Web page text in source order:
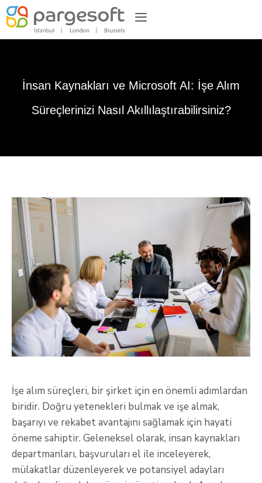
İnsan Kaynakları ve Microsoft AI: İşe Alım
Süreçlerinizi Nasıl Akıllılaştırabilirsiniz?
İşe alım süreçleri, bir şirket için en önemli adımlardan
biridir. Doğru yetenekleri bulmak ve işe almak,
başarıyı ve rekabet avantajını sağlamak için hayati
öneme sahiptir. Geleneksel olarak, insan kaynakları
departmanları, başvuruları el ile inceleyerek,
mülakatlar düzenleyerek ve potansiyel adayları